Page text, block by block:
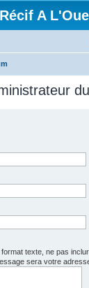
Récif A
texte, ne pas
sera votre